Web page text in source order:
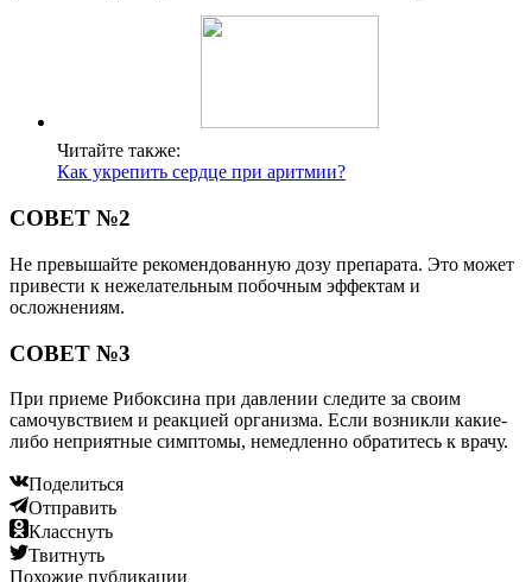
Читайте также:
Как укрепить сердце при аритмии?
СОВЕТ №2
Не превышайте рекомендованную дозу препарата. Это может
привести к нежелательным побочным эффектам и
осложнениям.
СОВЕТ №3
При приеме Рибоксина при давлении следите за своим
самочувствием и реакцией организма. Если возникли какие-
либо неприятные симптомы, немедленно обратитесь к врачу.
Поделиться
Отправить
Класснуть
Твитнуть
Похожие публикации